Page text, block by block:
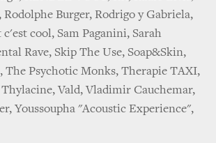
Burger, Rodrigo y Gabriela,
cool, Sam Paganini, Sarah
Rave, Skip The Use, Soap&Skin,
The Psychotic Monks, Therapie TAXI,
Vald, Vladimir Cauchemar,
Youssoupha "Acoustic Experience",